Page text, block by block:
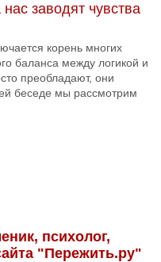
заводят чувства
корень многих
баланса между логикой и
преобладают, они
беседе мы рассмотрим
психолог,
"Пережить.ру"